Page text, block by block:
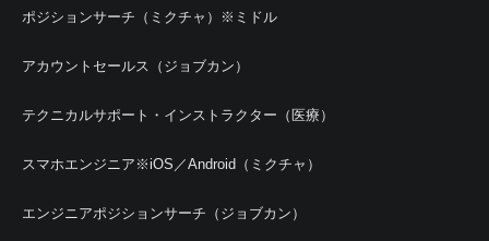
ポジションサーチ（ミクチャ）※ミドル
アカウントセールス（ジョブカン）
テクニカルサポート・インストラクター（医療）
スマホエンジニア※iOS／Android（ミクチャ）
エンジニアポジションサーチ（ジョブカン）